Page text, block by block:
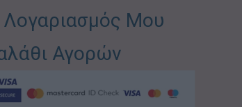
Μου
Αγορών